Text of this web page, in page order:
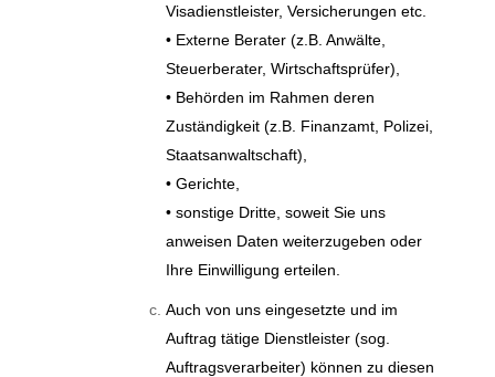
Visadienstleister, Versicherungen etc.
• Externe Berater (z.B. Anwälte,
Steuerberater, Wirtschaftsprüfer),
• Behörden im Rahmen deren
Zuständigkeit (z.B. Finanzamt, Polizei,
Staatsanwaltschaft),
• Gerichte,
• sonstige Dritte, soweit Sie uns
anweisen Daten weiterzugeben oder
Ihre Einwilligung erteilen.
Auch von uns eingesetzte und im
Auftrag tätige Dienstleister (sog.
Auftragsverarbeiter) können zu diesen